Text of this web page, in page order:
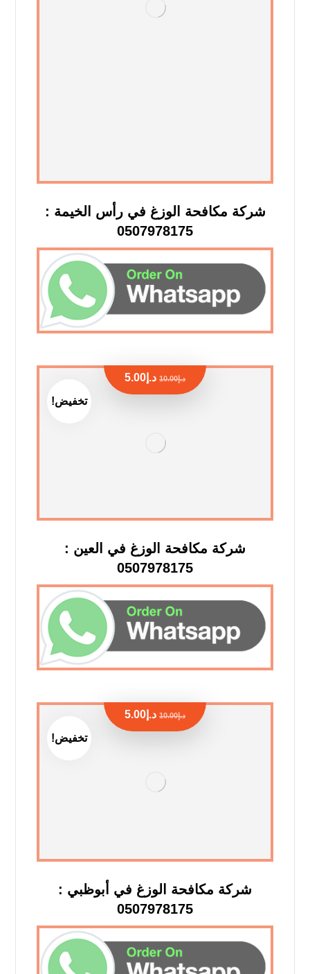
شركة مكافحة الوزغ في رأس الخيمة :
0507978175
تخفيض!
شركة مكافحة الوزغ في العين :
0507978175
د.إ10.00 د.إ 5.00
تخفيض!
شركة مكافحة الوزغ في أبوظبي :
0507978175
د.إ10.00 د.إ 5.00